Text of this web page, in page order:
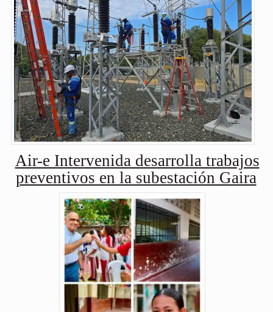
Air-e Intervenida desarrolla trabajos
preventivos en la subestación Gaira